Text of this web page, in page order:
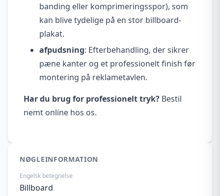
banding eller komprimeringsspor), som
kan blive tydelige på en stor billboard-
plakat.
afpudsning: Efterbehandling, der sikrer
pæne kanter og et professionelt finish før
montering på reklametavlen.
Har du brug for professionelt tryk? Bestil
nemt online hos os.
NØGLEINFORMATION
Engelsk betegnelse
Billboard